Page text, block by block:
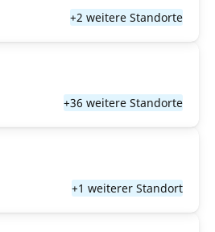
+2 weitere Standorte
+36 weitere Standorte
+1 weiterer Standort